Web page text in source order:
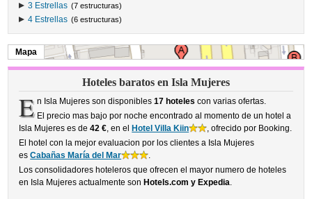
3 Estrellas (7 estructuras)
4 Estrellas (6 estructuras)
Mapa
Hoteles baratos en Isla Mujeres
E n Isla Mujeres son disponibles 17 hoteles con varias ofertas.
El precio mas bajo por noche encontrado al momento de un hotel a
Isla Mujeres es de42 €, en el Hotel Villa Kiin
, ofrecido por Booking.
El hotel con la mejor evaluacion por los clientes a Isla Mujeres
esCabañas María del Mar
.
Los consolidadores hoteleros que ofrecen el mayor numero de hoteles
en Isla Mujeres actualmente son Hotels.com y Expedia.